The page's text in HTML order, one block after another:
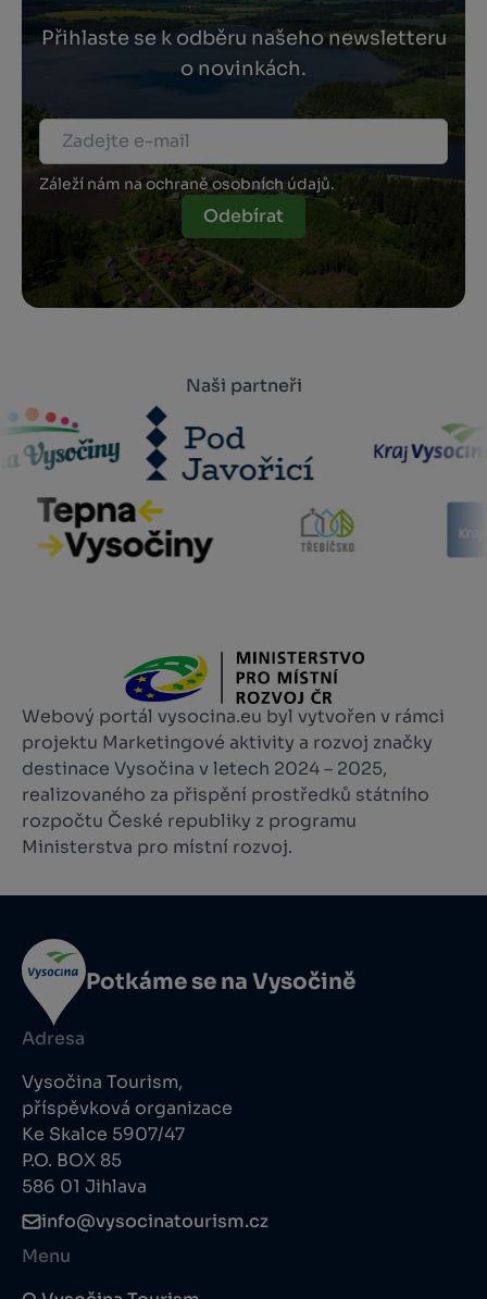
Přihlaste se k odběru našeho newsletteru
o novinkách.
Záleží nám na ochraně osobních údajů.
Odebírat
Naši partneři
Webový portál vysocina.eu byl vytvořen v rámci
projektu Marketingové aktivity a rozvoj značky
destinace Vysočina v letech 2024 – 2025,
realizovaného za přispění prostředků státního
rozpočtu České republiky z programu
Ministerstva pro místní rozvoj.
Potkáme se na Vysočině
Adresa
Vysočina Tourism,
příspěvková organizace
Ke Skalce 5907/47
P.O. BOX 85
586 01 Jihlava
info@vysocinatourism.cz
Menu